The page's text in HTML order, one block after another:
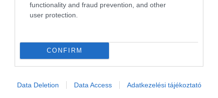
functionality and fraud prevention, and other
user protection.
CONFIRM
Data Deletion Data Access Adatkezelési tájékoztató